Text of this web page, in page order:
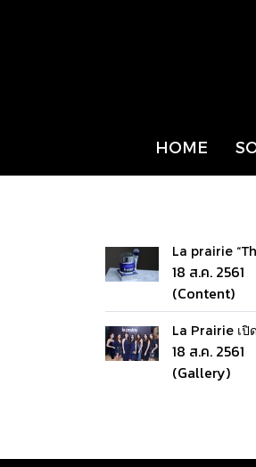
HOME
La prairie
18 ส.ค. 2561
(Content)
La Prairie เ
18 ส.ค. 2561
(Gallery)